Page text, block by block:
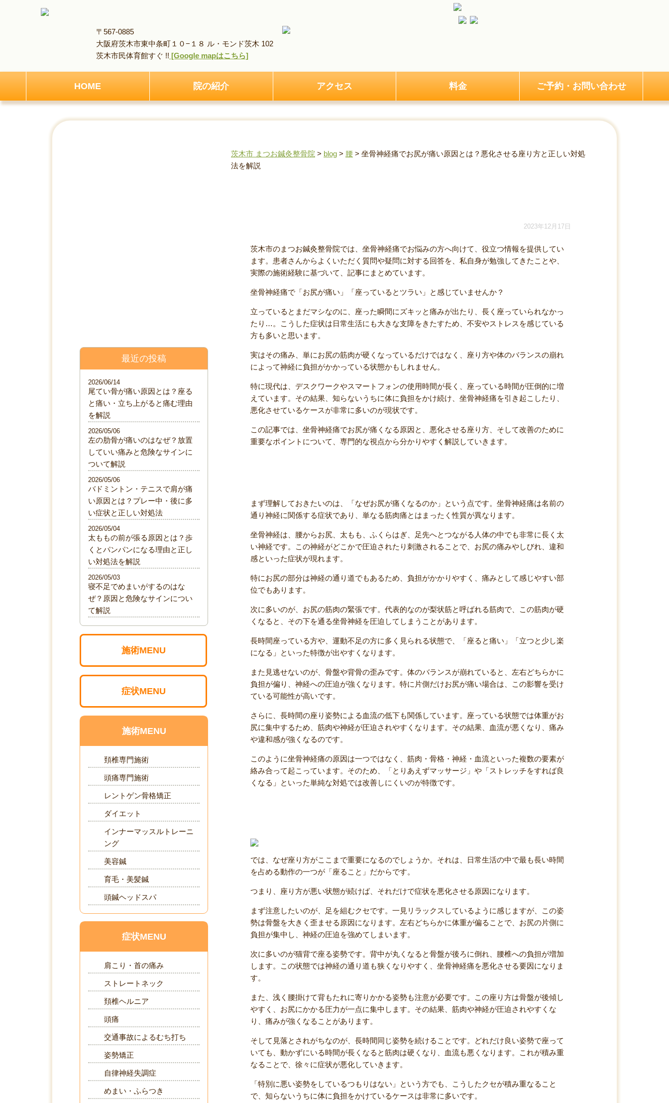
〒567-0885
大阪府茨木市東中条町１０−１８ ル・モンド茨木 102
茨木市民体育館すぐ !! [Google mapはこちら]
HOME 院の紹介 アクセス 料金 ご予約・お問い合わせ
茨木市 まつお鍼灸整骨院 > blog > 腰 > 坐骨神経痛でお尻が痛い原因とは？悪化させる座り方と正しい対処
法を解説
2023年12月17日
茨木市のまつお鍼灸整骨院では、坐骨神経痛でお悩みの方へ向けて、役立つ情報を提供してい
ます。患者さんからよくいただく質問や疑問に対する回答を、私自身が勉強してきたことや、
実際の施術経験に基づいて、記事にまとめています。
坐骨神経痛で「お尻が痛い」「座っているとツラい」と感じていませんか？
立っているとまだマシなのに、座った瞬間にズキッと痛みが出たり、長く座っていられなかっ
たり…。こうした症状は日常生活にも大きな支障をきたすため、不安やストレスを感じている
方も多いと思います。
実はその痛み、単にお尻の筋肉が硬くなっているだけではなく、座り方や体のバランスの崩れ
によって神経に負担がかかっている状態かもしれません。
特に現代は、デスクワークやスマートフォンの使用時間が長く、座っている時間が圧倒的に増
えています。その結果、知らないうちに体に負担をかけ続け、坐骨神経痛を引き起こしたり、
悪化させているケースが非常に多いのが現状です。
この記事では、坐骨神経痛でお尻が痛くなる原因と、悪化させる座り方、そして改善のために
重要なポイントについて、専門的な視点から分かりやすく解説していきます。
まず理解しておきたいのは、「なぜお尻が痛くなるのか」という点です。坐骨神経痛は名前の
通り神経に関係する症状であり、単なる筋肉痛とはまったく性質が異なります。
坐骨神経は、腰からお尻、太もも、ふくらはぎ、足先へとつながる人体の中でも非常に長く太
い神経です。この神経がどこかで圧迫されたり刺激されることで、お尻の痛みやしびれ、違和
感といった症状が現れます。
特にお尻の部分は神経の通り道でもあるため、負担がかかりやすく、痛みとして感じやすい部
位でもあります。
次に多いのが、お尻の筋肉の緊張です。代表的なのが梨状筋と呼ばれる筋肉で、この筋肉が硬
くなると、その下を通る坐骨神経を圧迫してしまうことがあります。
長時間座っている方や、運動不足の方に多く見られる状態で、「座ると痛い」「立つと少し楽
になる」といった特徴が出やすくなります。
また見逃せないのが、骨盤や背骨の歪みです。体のバランスが崩れていると、左右どちらかに
負担が偏り、神経への圧迫が強くなります。特に片側だけお尻が痛い場合は、この影響を受け
ている可能性が高いです。
さらに、長時間の座り姿勢による血流の低下も関係しています。座っている状態では体重がお
尻に集中するため、筋肉や神経が圧迫されやすくなります。その結果、血流が悪くなり、痛み
や違和感が強くなるのです。
このように坐骨神経痛の原因は一つではなく、筋肉・骨格・神経・血流といった複数の要素が
絡み合って起こっています。そのため、「とりあえずマッサージ」や「ストレッチをすれば良
くなる」といった単純な対処では改善しにくいのが特徴です。
では、なぜ座り方がここまで重要になるのでしょうか。それは、日常生活の中で最も長い時間
を占める動作の一つが「座ること」だからです。
つまり、座り方が悪い状態が続けば、それだけで症状を悪化させる原因になります。
まず注意したいのが、足を組むクセです。一見リラックスしているように感じますが、この姿
勢は骨盤を大きく歪ませる原因になります。左右どちらかに体重が偏ることで、お尻の片側に
負担が集中し、神経の圧迫を強めてしまいます。
次に多いのが猫背で座る姿勢です。背中が丸くなると骨盤が後ろに倒れ、腰椎への負担が増加
します。この状態では神経の通り道も狭くなりやすく、坐骨神経痛を悪化させる要因になりま
す。
また、浅く腰掛けて背もたれに寄りかかる姿勢も注意が必要です。この座り方は骨盤が後傾し
やすく、お尻にかかる圧力が一点に集中します。その結果、筋肉や神経が圧迫されやすくな
り、痛みが強くなることがあります。
そして見落とされがちなのが、長時間同じ姿勢を続けることです。どれだけ良い姿勢で座って
いても、動かずにいる時間が長くなると筋肉は硬くなり、血流も悪くなります。これが積み重
なることで、徐々に症状が悪化していきます。
「特別に悪い姿勢をしているつもりはない」という方でも、こうしたクセが積み重なること
で、知らないうちに体に負担をかけているケースは非常に多いです。
最近の投稿
尾てい骨が痛い原因とは？座る
と痛い・立ち上がると痛む理由
を解説
2026/06/14
左の肋骨が痛いのはなぜ？放置
していい痛みと危険なサインに
ついて解説
2026/05/06
バドミントン・テニスで肩が痛
い原因とは？プレー中・後に多
い症状と正しい対処法
2026/05/06
太ももの前が張る原因とは？歩
くとパンパンになる理由と正し
い対処法を解説
2026/05/04
寝不足でめまいがするのはな
ぜ？原因と危険なサインについ
て解説
2026/05/03
施術MENU
症状MENU
施術MENU
頚椎専門施術
頭痛専門施術
レントゲン骨格矯正
ダイエット
インナーマッスルトレーニ
ング
美容鍼
育毛・美髪鍼
頭鍼ヘッドスパ
症状MENU
肩こり・首の痛み
ストレートネック
頚椎ヘルニア
頭痛
交通事故によるむち打ち
姿勢矯正
自律神経失調症
めまい・ふらつき